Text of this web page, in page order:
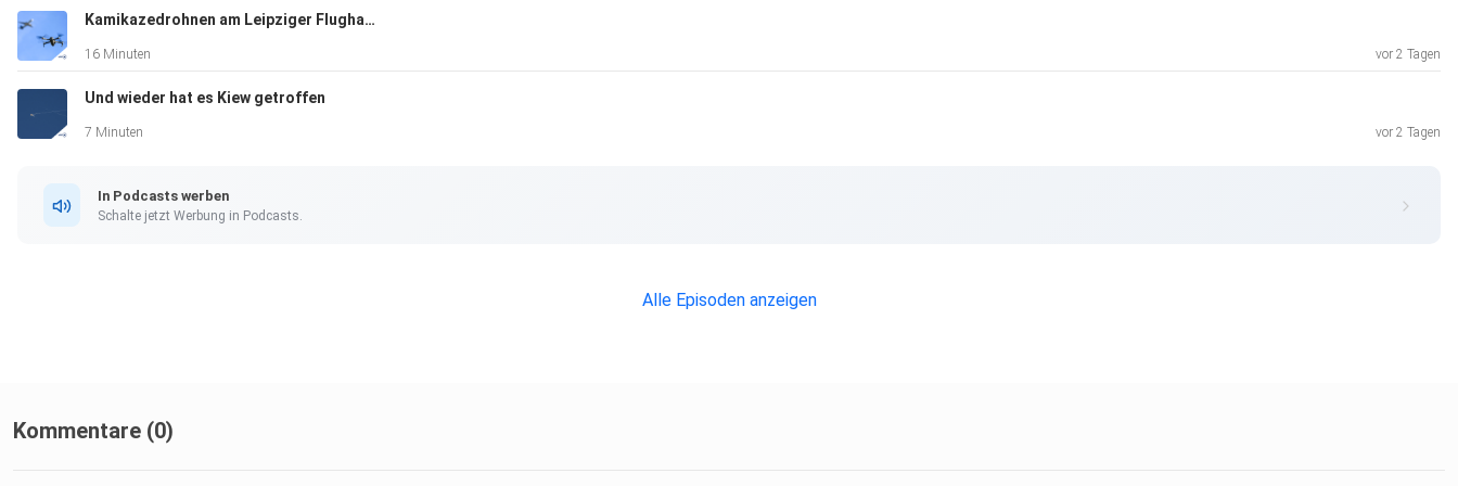
Kamikazedrohnen am Leipziger Flughafen?
16 Minuten vor 2 Tagen
Und wieder hat es Kiew getroffen
7 Minuten vor 2 Tagen
In Podcasts werben
Schalte jetzt Werbung in Podcasts.
Alle Episoden anzeigen
Kommentare (0)